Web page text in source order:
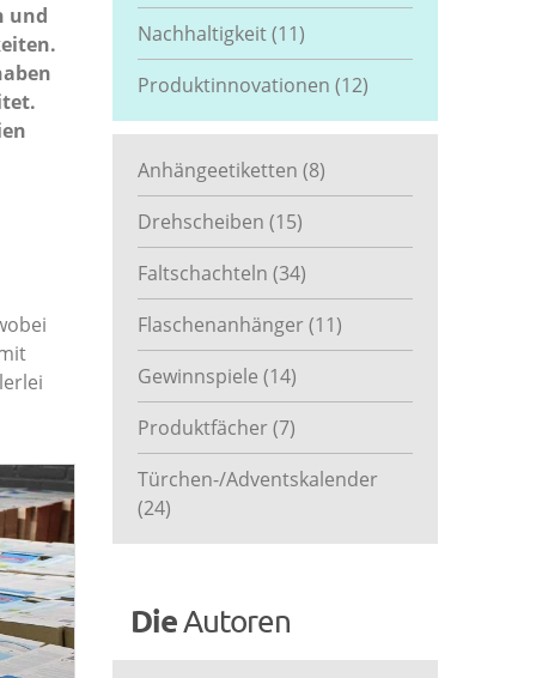
und
Nachhaltigkeit(11)
Produktinnovationen (12)
Anhängeetiketten (8)
Drehscheiben (15)
Faltschachteln (34)
Flaschenanhänger(11)
Gewinnspiele (14)
Produktfächer(7)
Türchen-/Adventskalender
(24)
DieAutoren